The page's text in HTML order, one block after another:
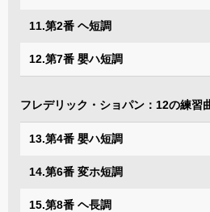
11.第2番 ヘ短調
12.第7番 嬰ハ短調
フレデリック・ショパン：12の練習
13.第4番 嬰ハ短調
14.第6番 変ホ短調
15.第8番 ヘ長調